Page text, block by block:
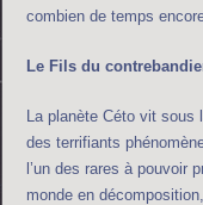
combien de temps
Le Fils du
La planète Céto vit sous
des terrifiants
l’un des rares à pouvoir
monde en